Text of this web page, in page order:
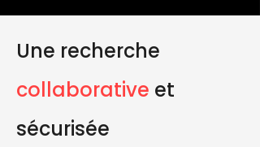
Une recherche
collaborative et
sécurisée